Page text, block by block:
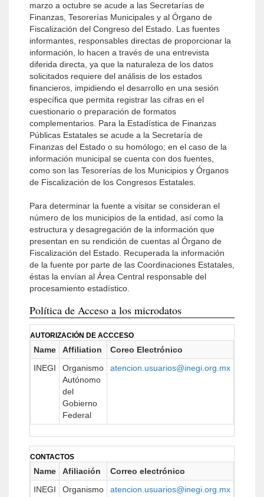
marzo a octubre se acude a las Secretarías de
Finanzas, Tesorerías Municipales y al Órgano de
Fiscalización del Congreso del Estado. Las fuentes
informantes, responsables directas de proporcionar la
información, lo hacen a través de una entrevista
diferida directa, ya que la naturaleza de los datos
solicitados requiere del análisis de los estados
financieros, impidiendo el desarrollo en una sesión
específica que permita registrar las cifras en el
cuestionario o preparación de formatos
complementarios. Para la Estadística de Finanzas
Públicas Estatales se acude a la Secretaría de
Finanzas del Estado o su homólogo; en el caso de la
información municipal se cuenta con dos fuentes,
como son las Tesorerías de los Municipios y Órganos
de Fiscalización de los Congresos Estatales.
Para determinar la fuente a visitar se consideran el
número de los municipios de la entidad, así como la
estructura y desagregación de la información que
presentan en su rendición de cuentas al Órgano de
Fiscalización del Estado. Recuperada la información
de la fuente por parte de las Coordinaciones Estatales,
éstas la envían al Área Central responsable del
procesamiento estadístico.
Política de Acceso a los microdatos
AUTORIZACIÓN DE ACCCESO
Name Affiliation Coreo Electrónico
INEGI
Organismo
Autónomo
del
Gobierno
Federal
atencion.usuarios@inegi.org.mx
CONTACTOS
Name Afiliación Correo electrónico
INEGI
Organismo
atencion.usuarios@inegi.org.mx